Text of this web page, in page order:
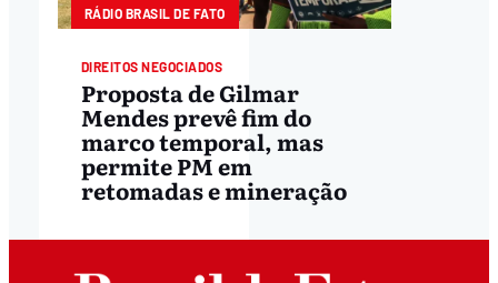
RÁDIO BRASIL DE FATO
DIREITOS NEGOCIADOS
Proposta de Gilmar
Mendes prevê fim do
marco temporal, mas
permite PM em
retomadas e mineração